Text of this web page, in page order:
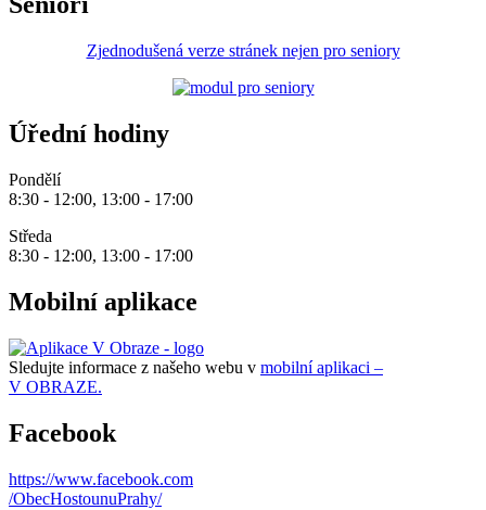
Zjednodušená verze stránek nejen pro seniory
Úřední hodiny
Pondělí
8:30 - 12:00, 13:00 - 17:00
Středa
8:30 - 12:00, 13:00 - 17:00
Mobilní aplikace
Sledujte informace z našeho webu v mobilní aplikaci –
V OBRAZE.
Facebook
https://www.facebook.com
/ObecHostounuPrahy/